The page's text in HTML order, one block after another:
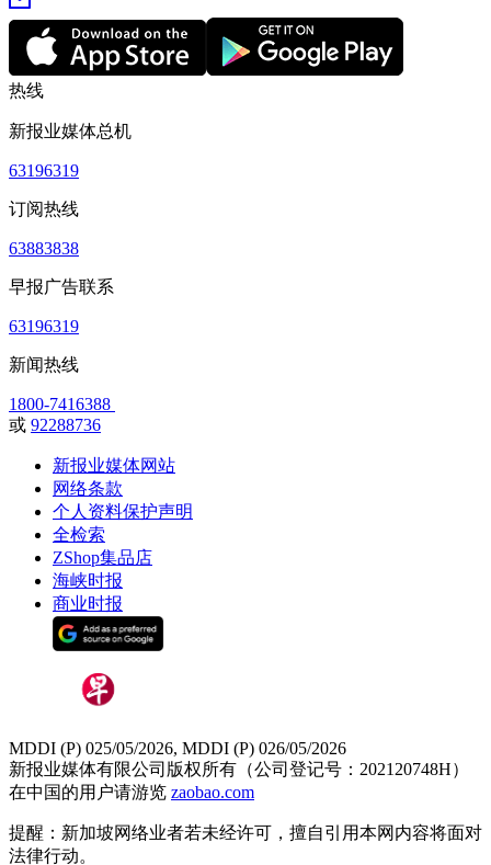
热线
新报业媒体总机
63196319
订阅热线
63883838
早报广告联系
63196319
新闻热线
1800-7416388
或 92288736
新报业媒体网站
网络条款
个人资料保护声明
全检索
ZShop集品店
海峡时报
商业时报
MDDI (P) 025/05/2026, MDDI (P) 026/05/2026
新报业媒体有限公司版权所有（公司登记号：202120748H）
在中国的用户请游览 zaobao.com
提醒：新加坡网络业者若未经许可，擅自引用本网内容将面对
法律行动。